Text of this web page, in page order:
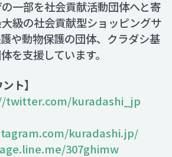
一部を社会貢献活動団体へと寄
級の社会貢献型ショッピングサ
や動物保護の団体、クラダシ基
を支援しています。
ト】
twitter.com/kuradashi_jp
kuradashi.jp/
307ghimw